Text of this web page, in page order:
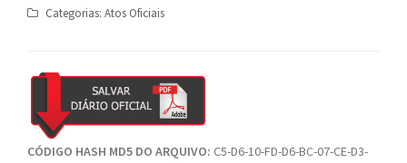
Categorias: Atos Oficiais
CÓDIGO HASH MD5 DO ARQUIVO: C5-D6-10-FD-D6-BC-07-CE-D3-